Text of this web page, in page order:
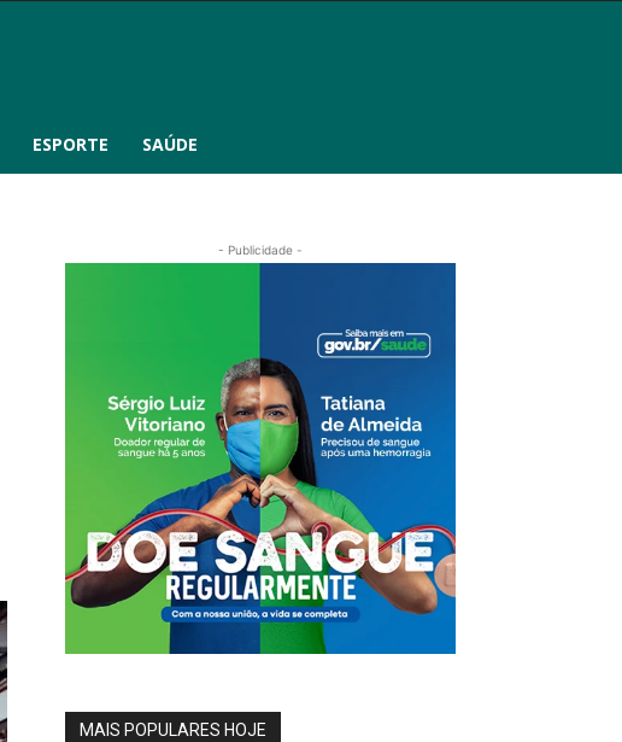
ESPORTE SAÚDE
- Publicidade -
MAIS POPULARES HOJE